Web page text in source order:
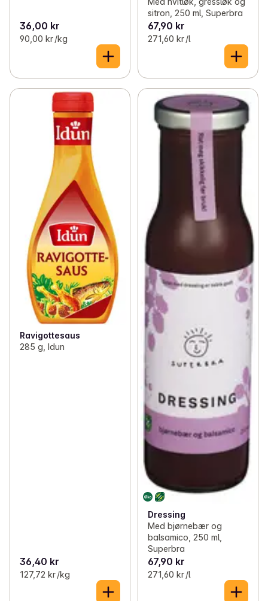
36,00 kr
90,00 kr /kg
sitron, 250 ml, Superbra
67,90 kr
271,60 kr /l
Ravigottesaus
285 g, Idun
36,40 kr
127,72 kr /kg
Dressing
Med bjørnebær og
balsamico, 250 ml,
Superbra
67,90 kr
271,60 kr /l